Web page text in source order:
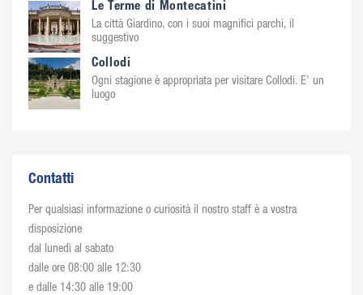
Le Terme di Montecatini
La città Giardino, con i suoi magnifici parchi, il
suggestivo
Collodi
Ogni stagione è appropriata per visitare Collodi. E’ un
luogo
Contatti
Per qualsiasi informazione o curiosità il nostro staff è a vostra
disposizione
dal lunedì al sabato
dalle ore 08:00 alle 12:30
e dalle 14:30 alle 19:00